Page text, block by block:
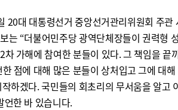
20대 대통령선거 중앙선거관리위원회 주관
는 “더불어민주당 광역단체장들이 권력형
차 가해에 참여한 분들이 있다. 그 책임을 끝
점에 대해 많은 분들이 상처입고 그에 대
하겠다. 국민들의 회초리의 무서움을 알고
언한 바 있습니다.